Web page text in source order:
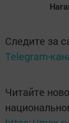
Следите за
Telegram-
Читайте